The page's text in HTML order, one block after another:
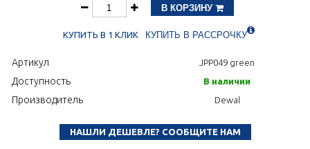
В КОРЗИНУ
КУПИТЬ В 1 КЛИК КУПИТЬ В РАССРОЧКУ
Артикул JPP049 green
Доступность В наличии
Производитель Dewal
НАШЛИ ДЕШЕВЛЕ? СООБЩИТЕ НАМ